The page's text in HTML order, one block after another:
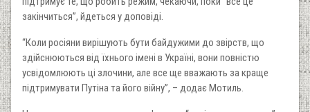
закінчиться”, йдеться у доповіді.
“Коли росіяни вирішують бути байдужими до звірств, що
здійснюються від їхнього імені в Україні, вони повністю
усвідомлюють ці злочини, але все ще вважають за краще
підтримувати Путіна та його війну”, – додає Мотиль.